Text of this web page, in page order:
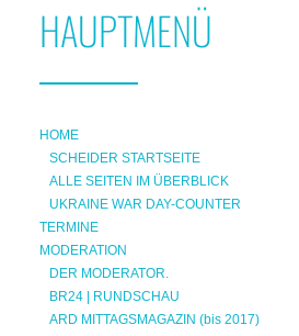
HAUPTMENÜ
HOME
SCHEIDER STARTSEITE
ALLE SEITEN IM ÜBERBLICK
UKRAINE WAR DAY-COUNTER
TERMINE
MODERATION
DER MODERATOR.
BR24 | RUNDSCHAU
ARD MITTAGSMAGAZIN (bis 2017)